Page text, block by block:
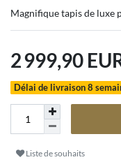
Magnifique tapis de luxe
2 999,90
Délai de livraison 8
Liste de souhaits